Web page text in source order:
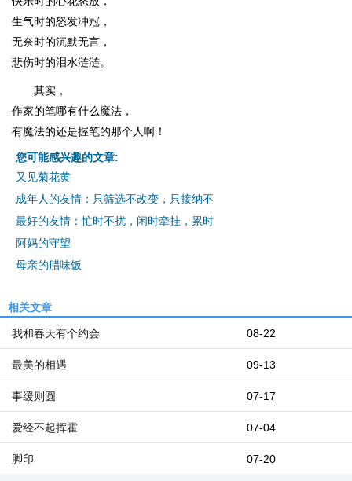
生气时的怒发冲冠，
无奈时的沉默无言，
悲伤时的泪水涟涟。
其实，
作家的笔哪有什么魔法，
有魔法的还是握笔的那个人啊！
您可能感兴趣的文章:
又见菊花黄
成年人的友情：只筛选不改变，只接纳不
最好的友情：忙时不扰，闲时牵挂，累时
阿妈的守望
母亲的腊味饭
相关文章
08-22
我和春天有个约会
09-13
最美的相遇
07-17
事缓则圆
07-04
爱经不起挥霍
07-20
脚印